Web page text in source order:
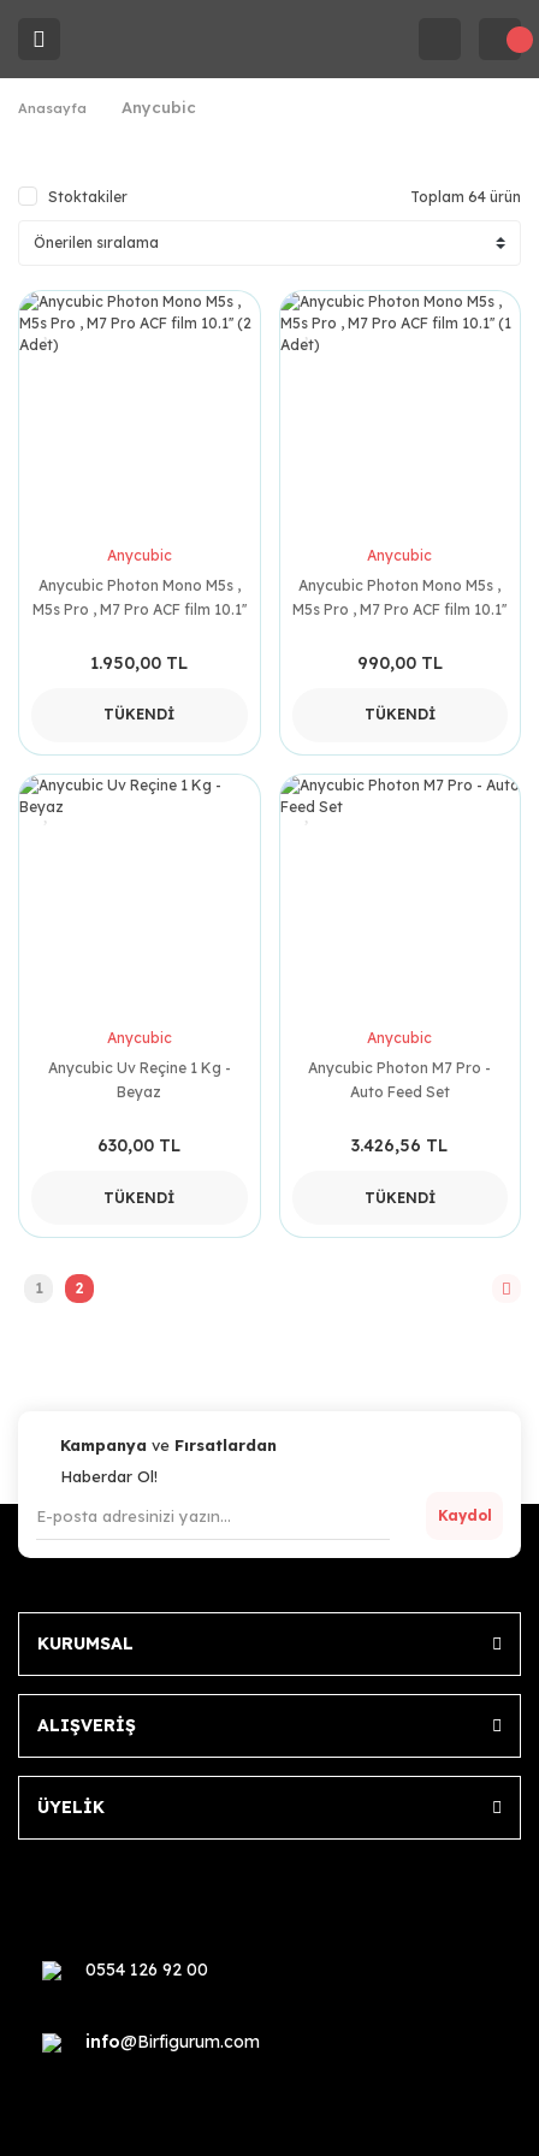
Anasayfa Anycubic
Stoktakiler Toplam 64 ürün
Anycubic
Anycubic Photon Mono M5s ,
M5s Pro , M7 Pro ACF film 10.1''
1.950,00 TL
TÜKENDİ
Anycubic
Anycubic Photon Mono M5s ,
M5s Pro , M7 Pro ACF film 10.1''
990,00 TL
TÜKENDİ
Anycubic
Anycubic Uv Reçine 1 Kg -
Beyaz
630,00 TL
TÜKENDİ
Anycubic
Anycubic Photon M7 Pro -
Auto Feed Set
3.426,56 TL
TÜKENDİ
1 2
Kampanya ve Fırsatlardan
Haberdar Ol!
Kaydol
KURUMSAL
ALIŞVERİŞ
ÜYELİK
0554 126 92 00
info@Birfigurum.com